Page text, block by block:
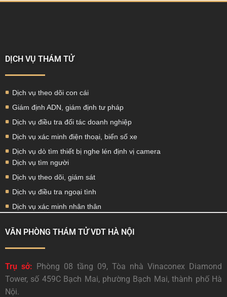
DỊCH VỤ THÁM TỬ
Dịch vụ theo dõi con cái
Giám định ADN, giám định tư pháp
Dịch vụ điều tra đối tác doanh nghiệp
Dịch vụ xác minh điện thoại, biển số xe
Dịch vụ dò tìm thiết bị nghe lén định vị camera
Dịch vụ tìm người
Dịch vụ theo dõi, giám sát
Dịch vụ điều tra ngoại tình
Dịch vụ xác minh nhân thân
VĂN PHÒNG THÁM TỬ VDT HÀ NỘI
Trụ sở: Phòng 08 tầng 09, Tòa nhà Vinaconex Diamond
Tower, số 459C Bạch Mai, phường Bạch Mai, thành phố Hà
Nội.